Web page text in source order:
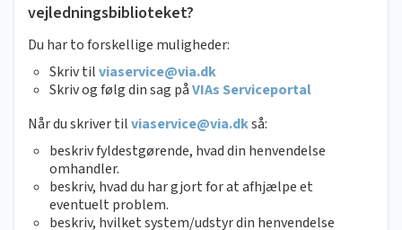
vejledningsbiblioteket?
Du har to forskellige muligheder:
Skriv tilviaservice@via.dk
Skriv og følg din sag påVIAs Serviceportal
Når du skriver tilviaservice@via.dkså:
beskriv fyldestgørende, hvad din henvendelse
omhandler.
beskriv, hvad du har gjort for at afhjælpe et
eventuelt problem.
beskriv, hvilket system/udstyr din henvendelse